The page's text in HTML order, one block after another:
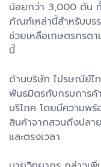
น้อยกว่า 3,000 ตัน ทั้
ภัณฑ์เหล่านี้สำหรับบร
ช่วยเหลือเกษตรกรต
นี้
ด้านบริษัท ไปรษณีย์ไ
พันธมิตรกับกรมการค้
บริโภค โดยมีความพร้
สินค้าจากสวนถึงปลา
และตรงเวลา